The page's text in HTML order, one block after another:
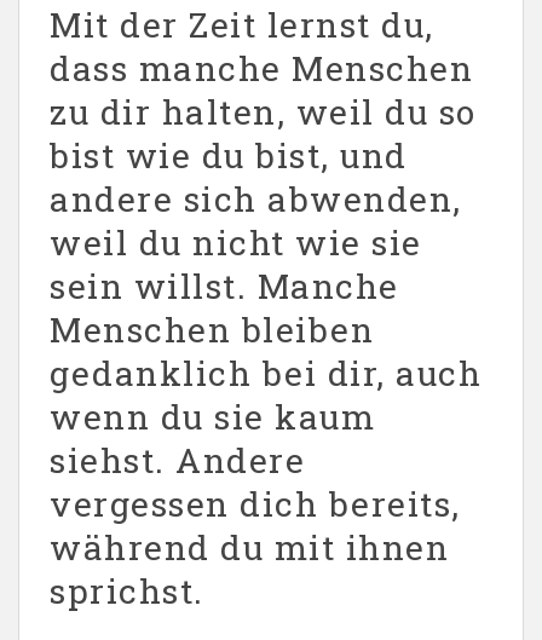
Mit der Zeit lernst du,
dass manche Menschen
zu dir halten, weil du so
bist wie du bist, und
andere sich abwenden,
weil du nicht wie sie
sein willst. Manche
Menschen bleiben
gedanklich bei dir, auch
wenn du sie kaum
siehst. Andere
vergessen dich bereits,
während du mit ihnen
sprichst.